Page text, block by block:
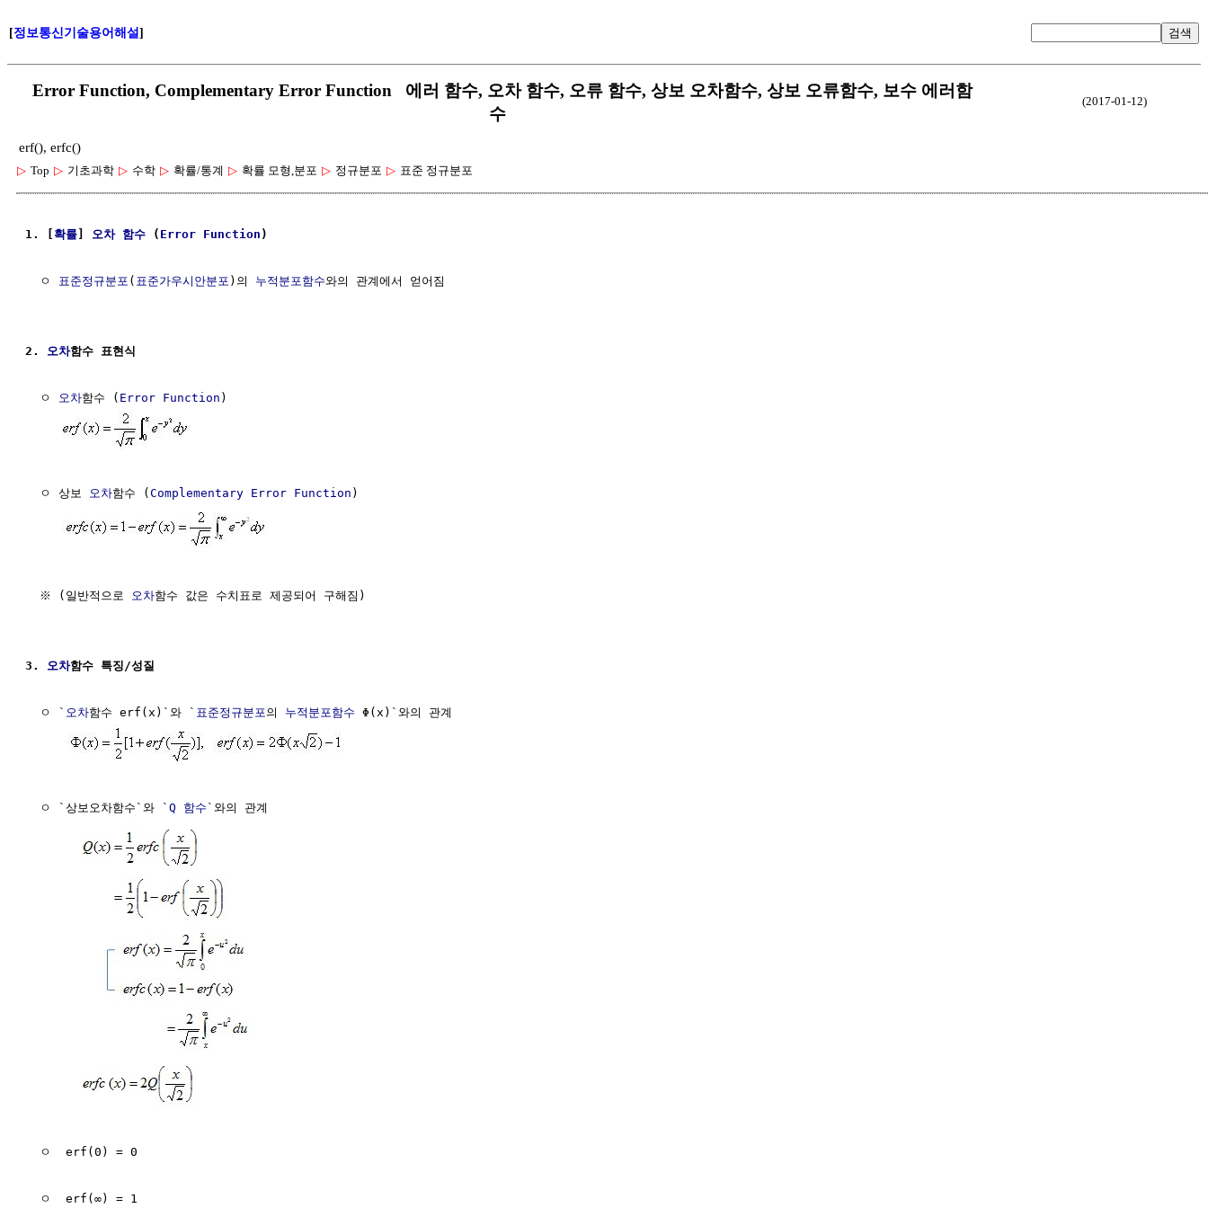
[정보통신기술용어해설] 검색
Error Function, Complementary Error Function 에러 함수, 오차 함수, 오류 함수, 상보 오차함수, 상보 오류함수, 보수 에러함
수
(2017-01-12)
erf(), erfc()
▷ Top ▷ 기초과학 ▷ 수학 ▷ 확률/통계 ▷ 확률 모형,분포 ▷ 정규분포 ▷ 표준 정규분포
1. [확률] 오차 함수 ( Error Function )
  ㅇ
표준정규분포 ( 표준가우시안분포 )의 누적분포함수와의 관계에서 얻어짐
2. 오차함수 표현식
  ㅇ
오차함수 ( Error Function )
  ㅇ 상보
오차함수 (Complementary Error Function )
  ※ (일반적으로
오차함수 값은 수치표로 제공되어 구해짐)
3. 오차함수 특징/성질
  ㅇ `
오차함수 erf(x)`와 ` 표준정규분포의 누적분포함수 Φ(x)`와의 관계
  ㅇ `상보오차함수`와 `
Q 함수 `와의 관계
  ㅇ  erf(0) = 0